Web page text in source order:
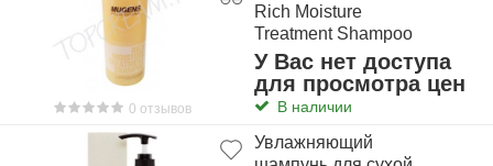
0 отзывов
Rich Moisture
Treatment Shampoo
У Вас нет доступа
для просмотра цен
В наличии
Увлажняющий